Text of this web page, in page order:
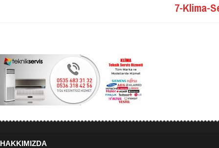
7-Klima-
HAKKIMIZDA